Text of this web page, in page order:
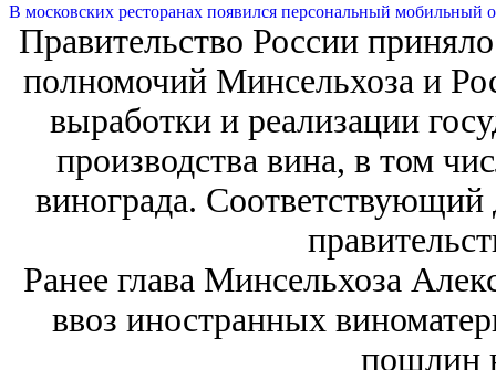
В московских ресторанах появился персональный мобильный
Правительство России
полномочий Минсельхоза и
выработки и реализации
производства вина, в том
винограда. Соответствующий
Ранее глава Минсельхоза
ввоз иностранных
пошлин